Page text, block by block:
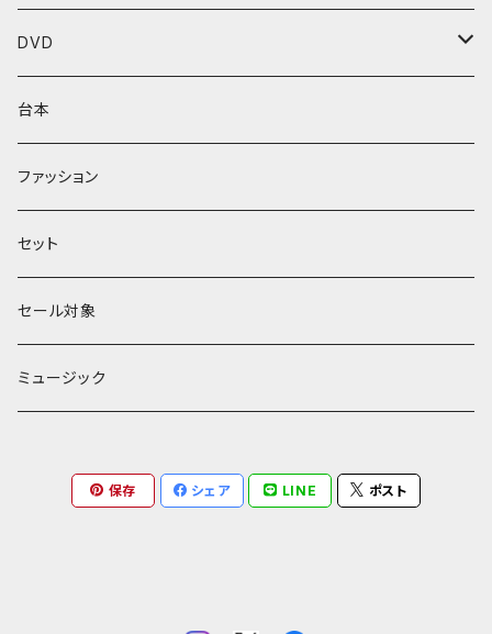
DVD
Performenシリーズ
館シリーズ
ЖeНoрмаnシリーズ
台本
ファッション
セット
セール対象
ミュージック
保存 シェア LINE ポスト